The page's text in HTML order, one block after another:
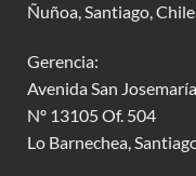
Ñuñoa, Santiago, Chile
Gerencia:
Avenida San
Nº 13105 Of. 504
Lo Barnechea,